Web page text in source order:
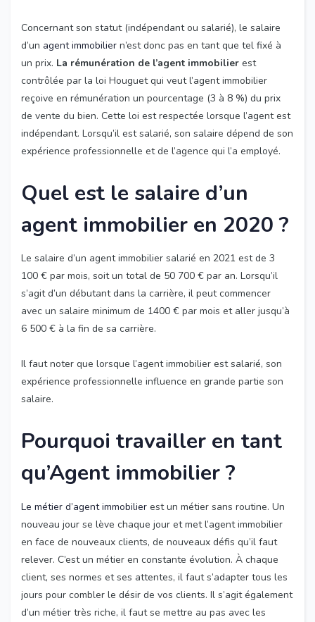
Concernant son statut (indépendant ou salarié), le salaire
d’un agent immobilier n’est donc pas en tant que tel fixé à
un prix. La rémunération de l’agent immobilier est
contrôlée par la loi Houguet qui veut l’agent immobilier
reçoive en rémunération un pourcentage (3 à 8 %) du prix
de vente du bien. Cette loi est respectée lorsque l’agent est
indépendant. Lorsqu’il est salarié, son salaire dépend de son
expérience professionnelle et de l’agence qui l’a employé.
Quel est le salaire d’un
agent immobilier en 2020 ?
Le salaire d’un agent immobilier salarié en 2021 est de 3
100 € par mois, soit un total de 50 700 € par an. Lorsqu’il
s’agit d’un débutant dans la carrière, il peut commencer
avec un salaire minimum de 1400 € par mois et aller jusqu’à
6 500 € à la fin de sa carrière.
Il faut noter que lorsque l’agent immobilier est salarié, son
expérience professionnelle influence en grande partie son
salaire.
Pourquoi travailler en tant
qu’Agent immobilier ?
Le métier d’agent immobilier est un métier sans routine. Un
nouveau jour se lève chaque jour et met l’agent immobilier
en face de nouveaux clients, de nouveaux défis qu’il faut
relever. C’est un métier en constante évolution. À chaque
client, ses normes et ses attentes, il faut s’adapter tous les
jours pour combler le désir de vos clients. Il s’agit également
d’un métier très riche, il faut se mettre au pas avec les